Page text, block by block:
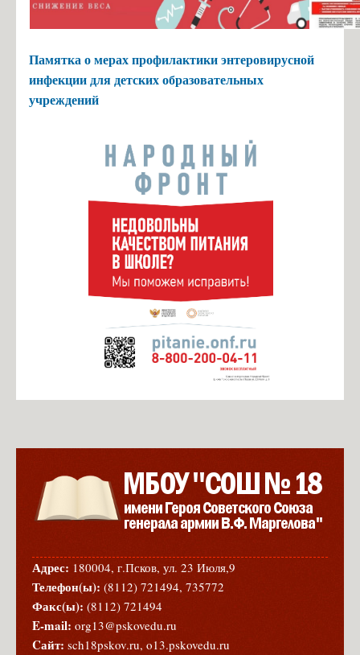
Памятка о мерах профилактики энтеровирусной
инфекции для детских образовательных
учреждений
Адрес: 180004, г.Псков, ул. 23 Июля,9
Телефон(ы): (8112) 721494, 735772
Факс(ы): (8112) 721494
E-mail: org13@pskovedu.ru
Cайт: sch18pskov.ru, o13.pskovedu.ru